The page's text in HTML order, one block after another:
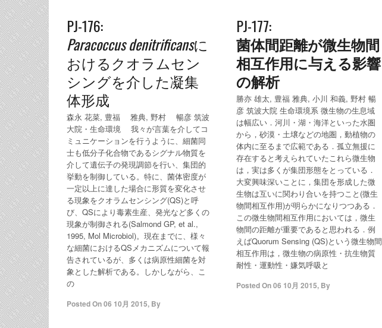
PJ-176:
Paracoccus denitrificansに
おけるクオラムセン
シングを介した凝集
体形成
森永 花菜, 豊福 雅典, 野村 暢彦 筑波
大院・生命環境 我々が言葉を介してコ
ミュニケーションを行うように、細菌同
士も低分子化合物であるシグナル物質を
介して遺伝子の発現調節を行い、集団的
挙動を制御している。特に、菌体密度が
一定以上に達した場合に形質を変化させ
る現象をクオラムセンシング(QS)と呼
び、QSにより毒素生産、発光など多くの
現象が制御される(Salmond GP, et al.,
1995, Mol Microbiol)。現在までに、様々
な細菌におけるQSメカニズムについて報
告されているが、多くは病原性細菌を対
象とした解析である。しかしながら、こ
の
Posted On06 10月 2015, By
PJ-177:
菌体間距離が微生物間
相互作用に与える影響
の解析
勝亦 雄太, 豊福 雅典, 小川 和義, 野村 暢
彦 筑波大院 生命環境系 微生物の生息域
は幅広い．河川・湖・海洋といった水圏
から，砂漠・土壌などの地圏，動植物の
体内に至るまで広範である．孤立無援に
存在すると考えられていたこれら微生物
は，実は多くが集団形態をとっている．
大変興味深いことに，集団を形成した微
生物は互いに関わり合いを持つこと(微生
物間相互作用)が明らかになりつつある．
この微生物間相互作用においては，微生
物間の距離が重要であると思われる．例
えばQuorum Sensing (QS)という微生物間
相互作用は，微生物の病原性・抗生物質
耐性・運動性・嫌気呼吸と
Posted On06 10月 2015, By